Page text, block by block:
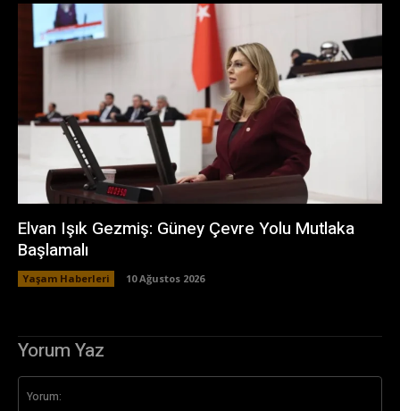
Elvan Işık Gezmiş: Güney Çevre Yolu Mutlaka
Başlamalı
Yaşam Haberleri 10 Ağustos 2026
Yorum Yaz